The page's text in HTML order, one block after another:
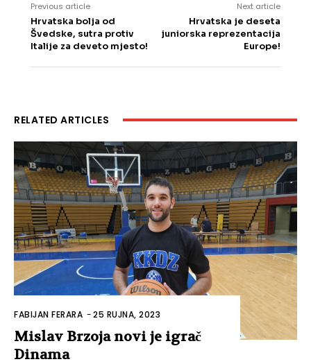
Previous article
Hrvatska bolja od
Švedske, sutra protiv
Italije za deveto mjesto!
Next article
Hrvatska je deseta
juniorska reprezentacija
Europe!
RELATED ARTICLES
FABIJAN FERARA -25 RUJNA, 2023
Mislav Brzoja novi je igrač
Dinama